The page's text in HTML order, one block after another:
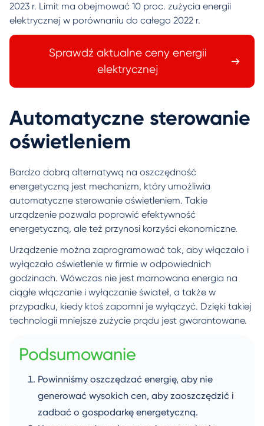
2023 r. Limit ma obejmować 10 proc. zużycia energii
elektrycznej w porównaniu do całego 2022 r.
Sprawdź aktualne ceny energii
elektrycznej
Automatyczne sterowanie
oświetleniem
Bardzo dobrą alternatywą na oszczędność
energetyczną jest mechanizm, który umożliwia
automatyczne sterowanie oświetleniem. Takie
urządzenie pozwala poprawić efektywność
energetyczną, ale też przynosi korzyści ekonomiczne.
Urządzenie można zaprogramować tak, aby włączało i
wyłączało oświetlenie w firmie w odpowiednich
godzinach. Wówczas nie jest marnowana energia na
ciągłe włączanie i wyłączanie świateł, a także w
przypadku, kiedy ktoś zapomni je wyłączyć. Dzięki takiej
technologii mniejsze zużycie prądu jest gwarantowane.
Podsumowanie
Powinniśmy oszczędzać energię, aby nie
generować wysokich cen, aby zaoszczędzić i
zadbać o gospodarkę energetyczną.